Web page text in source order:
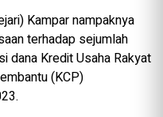
Kampar nampaknya
terhadap sejumlah
dana Kredit Usaha Rakyat
(KCP)